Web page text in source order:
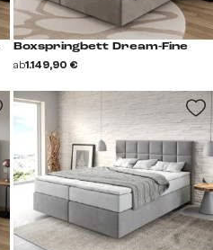
Boxspringbett Dream-Fine
ab1.149,90 €